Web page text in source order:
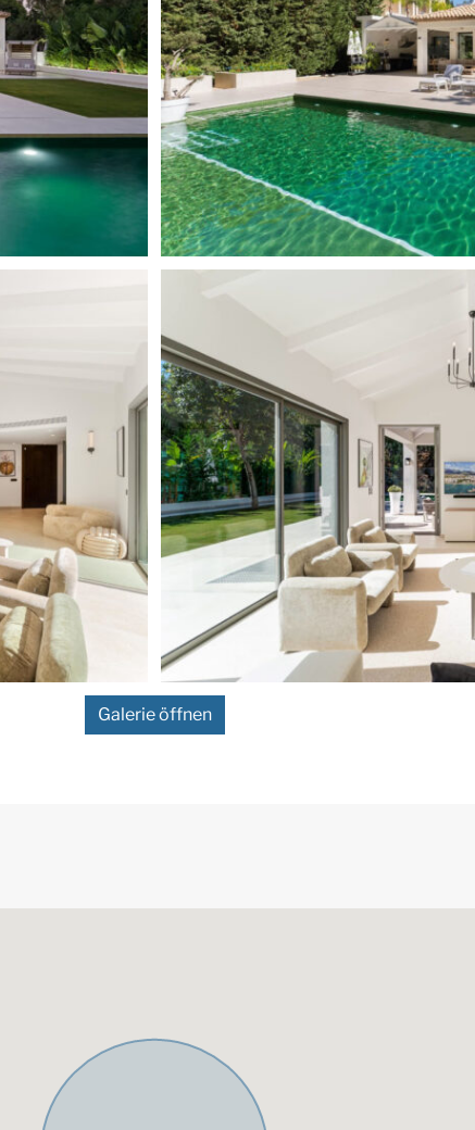
angelegte Gärten
Heizung
Die Terrassen
out-Zonen –
Privatsphäre
in die
der
darunter
bis
von La Cerquilla
Skolan
Kitchen, dem
ist
Sports &
und Flughäfen
Die Villa
Zuhause – sie
Käufer, die eine
Galerie öffnen